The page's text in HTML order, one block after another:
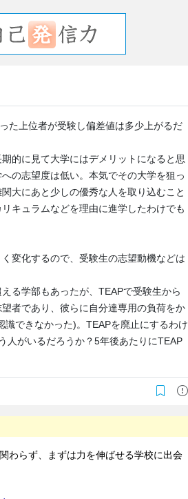
た上位者が受験し偏差値は多少上がるだ
的に見て大学にはデメリットになると思
の志望度は低い。本気でその大学を狙っ
大にあと少しの優秀な人を取り込むこと
キュラムなどを理由に進学したわけでも
変化するので、受験生の志望動機などは
る学部もあったが、TEAPで受験生から
者であり、彼らに自分達専用の負荷をか
できなかった)。TEAPを廃止にするわけ
人がいるだろうか？5年後あたりにTEAP